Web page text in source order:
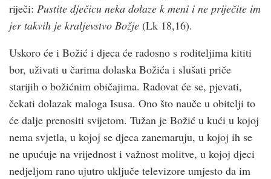
riječi: Pustite dječicu neka dolaze k meni i ne priječite im
jer takvih je kraljevstvo Božje (Lk 18,16).
Uskoro će i Božić i djeca će radosno s roditeljima kititi
bor, uživati u čarima dolaska Božića i slušati priče
starijih o božićnim običajima. Radovat će se, pjevati,
čekati dolazak maloga Isusa. Ono što nauče u obitelji to
će dalje prenositi svijetom. Tužan je Božić u kući u kojoj
nema svjetla, u kojoj se djeca zanemaruju, u kojoj ih se
ne upućuje na vrijednost i važnost molitve, u kojoj djeci
nedjeljom rano ujutro uključe televizore umjesto da im